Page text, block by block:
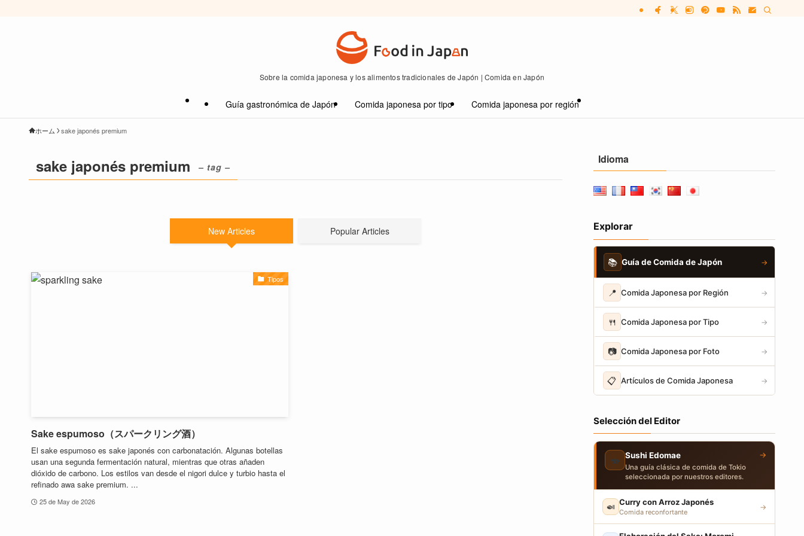
Sobre la comida japonesa y los alimentos tradicionales de Japón | Comida en Japón
Guía gastronómica de Japón Comida japonesa por tipo Comida japonesa por región
ホーム sake japonés premium
sake japonés premium – tag –
New Articles Popular Articles
Tipos
Sake espumoso（スパークリング酒）
El sake espumoso es sake japonés con carbonatación. Algunas botellas
usan una segunda fermentación natural, mientras que otras añaden
dióxido de carbono. Los estilos van desde el nigori dulce y turbio hasta el
refinado awa sake premium. ...
25 de May de 2026
Idioma
Explorar
📚 Guía de Comida de Japón →
📍 Comida Japonesa por Región →
🍴 Comida Japonesa por Tipo →
📷 Comida Japonesa por Foto →
📋 Artículos de Comida Japonesa →
Selección del Editor
🍣 Sushi Edomae
Una guía clásica de comida de Tokio
seleccionada por nuestros editores.
→
🍛 Curry con Arroz Japonés
Comida reconfortante
→